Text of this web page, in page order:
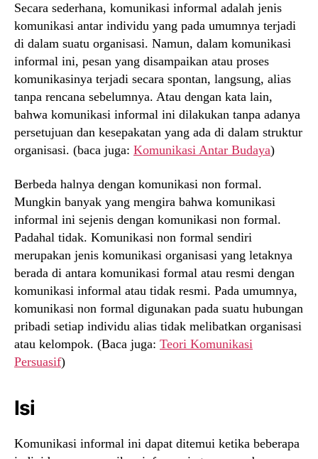
Secara sederhana, komunikasi informal adalah jenis
komunikasi antar individu yang pada umumnya terjadi
di dalam suatu organisasi. Namun, dalam komunikasi
informal ini, pesan yang disampaikan atau proses
komunikasinya terjadi secara spontan, langsung, alias
tanpa rencana sebelumnya. Atau dengan kata lain,
bahwa komunikasi informal ini dilakukan tanpa adanya
persetujuan dan kesepakatan yang ada di dalam struktur
organisasi. (baca juga: Komunikasi Antar Budaya)
Berbeda halnya dengan komunikasi non formal.
Mungkin banyak yang mengira bahwa komunikasi
informal ini sejenis dengan komunikasi non formal.
Padahal tidak. Komunikasi non formal sendiri
merupakan jenis komunikasi organisasi yang letaknya
berada di antara komunikasi formal atau resmi dengan
komunikasi informal atau tidak resmi. Pada umumnya,
komunikasi non formal digunakan pada suatu hubungan
pribadi setiap individu alias tidak melibatkan organisasi
atau kelompok. (Baca juga: Teori Komunikasi
Persuasif)
Isi
Komunikasi informal ini dapat ditemui ketika beberapa